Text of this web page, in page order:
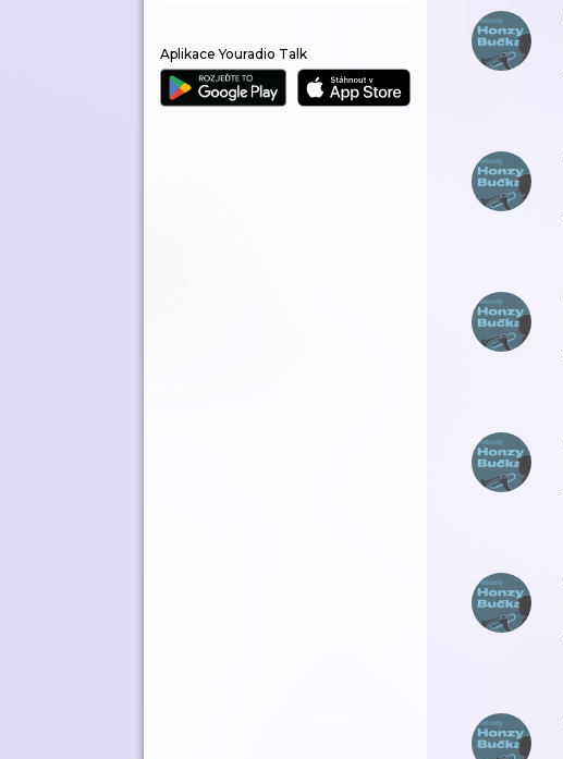
Aplikace Youradio Talk